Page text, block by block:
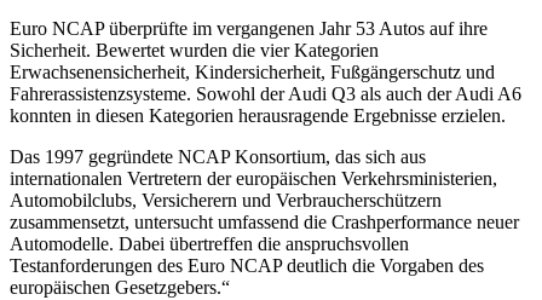
Euro NCAP überprüfte im vergangenen Jahr 53 Autos auf ihre
Sicherheit. Bewertet wurden die vier Kategorien
Erwachsenensicherheit, Kindersicherheit, Fußgängerschutz und
Fahrerassistenzsysteme. Sowohl der Audi Q3 als auch der Audi A6
konnten in diesen Kategorien herausragende Ergebnisse erzielen.
Das 1997 gegründete NCAP Konsortium, das sich aus
internationalen Vertretern der europäischen Verkehrsministerien,
Automobilclubs, Versicherern und Verbraucher­schützern
zusammensetzt, untersucht umfassend die Crashperformance neuer
Automodelle. Dabei übertreffen die anspruchsvollen
Testanforderungen des Euro NCAP deutlich die Vorgaben des
europäischen Gesetzgebers.“